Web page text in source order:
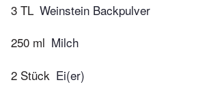
3 TL Weinstein Backpulver
250 ml Milch
2 Stück Ei(er)